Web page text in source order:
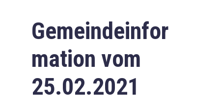
Downloads
Impressum
Datenschutzerklärung
Gemeindeinfor
mation vom
25.02.2021